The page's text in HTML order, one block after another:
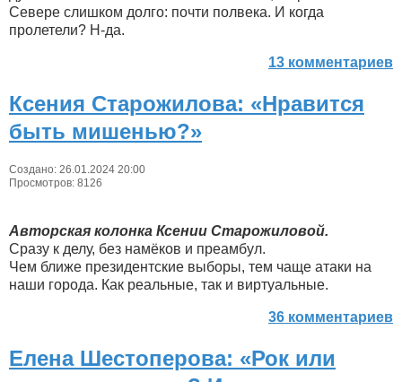
Севере слишком долго: почти полвека. И когда
пролетели? Н-да.
13 комментариев
Ксения Старожилова: «Нравится
быть мишенью?»
Создано: 26.01.2024 20:00
Просмотров: 8126
Авторская колонка Ксении Старожиловой.
Сразу к делу, без намёков и преамбул.
Чем ближе президентские выборы, тем чаще атаки на
наши города. Как реальные, так и виртуальные.
36 комментариев
Елена Шестоперова: «Рок или